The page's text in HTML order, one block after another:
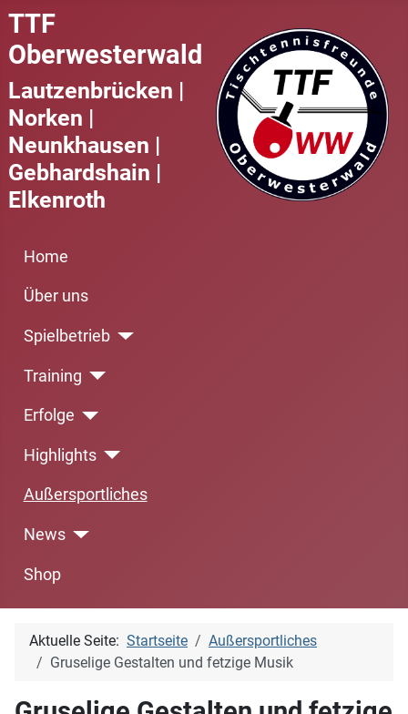
TTF
Oberwesterwald
Lautzenbrücken |
Norken |
Neunkhausen |
Gebhardshain |
Elkenroth
Home
Über uns
Spielbetrieb
Training
Erfolge
Highlights
Außersportliches
News
Shop
Aktuelle Seite: Startseite
Außersportliches
Gruselige Gestalten und fetzige Musik